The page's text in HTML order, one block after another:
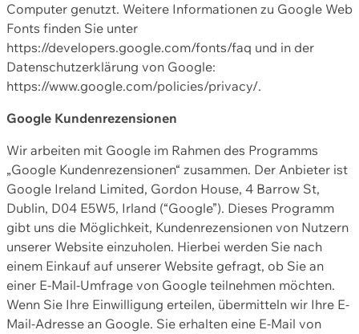
Computer genutzt. Weitere Informationen zu Google Web
Fonts finden Sie unter
https://developers.google.com/fonts/faq und in der
Datenschutzerklärung von Google:
https://www.google.com/policies/privacy/.
Google Kundenrezensionen
Wir arbeiten mit Google im Rahmen des Programms
„Google Kundenrezensionen“ zusammen. Der Anbieter ist
Google Ireland Limited, Gordon House, 4 Barrow St,
Dublin, D04 E5W5, Irland (“Google”). Dieses Programm
gibt uns die Möglichkeit, Kundenrezensionen von Nutzern
unserer Website einzuholen. Hierbei werden Sie nach
einem Einkauf auf unserer Website gefragt, ob Sie an
einer E-Mail-Umfrage von Google teilnehmen möchten.
Wenn Sie Ihre Einwilligung erteilen, übermitteln wir Ihre E-
Mail-Adresse an Google. Sie erhalten eine E-Mail von